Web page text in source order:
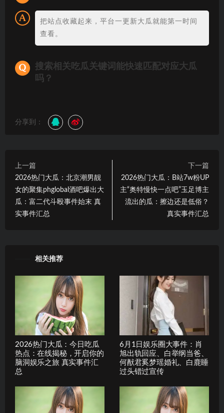
把站点收藏起来，平台一更新大瓜就能第一时间
查看。
搜索相关吃瓜关键词能快速匹配对应大瓜
吗？
分享到：
上一篇
2026热门大瓜：北京潮男靓
女的聚集phglobal酒吧爆出大
瓜：富二代斗殴事件始末 真
实事件汇总
下一篇
2026热门大瓜：B站7w粉UP
主“奥特慢快一点吧”玉足博主
流出的瓜：擦边还是低俗？
真实事件汇总
相关推荐
2026热门大瓜：今日吃瓜
热点：在线揭秘，开启你的
脑洞娱乐之旅 真实事件汇
总
6月1日娱乐圈大事件：肖
旭出轨回应、白举纲当爸、
何猷君奚梦瑶婚礼、白鹿睡
过头错过宣传